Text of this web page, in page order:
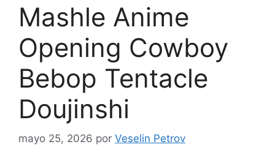
Mashle Anime
Opening Cowboy
Bebop Tentacle
Doujinshi
mayo 25, 2026 por Veselin Petrov